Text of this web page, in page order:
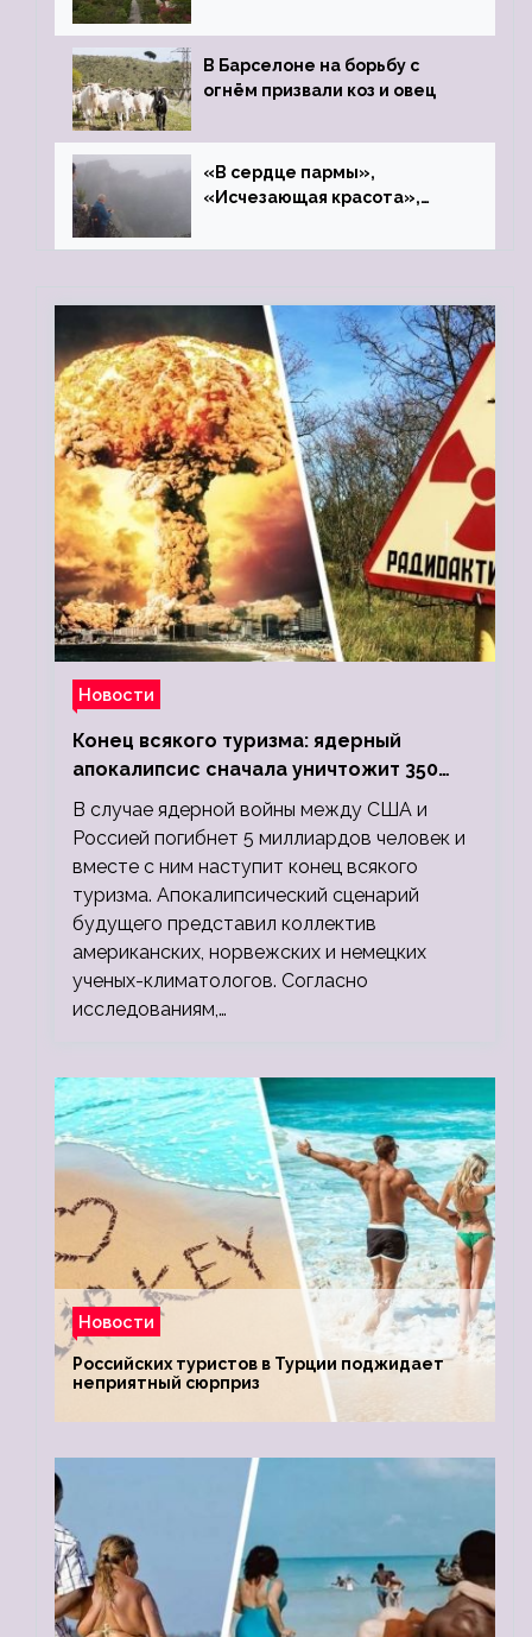
В Барселоне на борьбу с
огнём призвали коз и овец
«В сердце пармы»,
«Исчезающая красота»,
Новости
Конец всякого туризма: ядерный
апокалипсис сначала уничтожит 350
миллионов, а потом 5 миллиардов
людей
В случае ядерной войны между США и
Россией погибнет 5 миллиардов человек и
вместе с ним наступит конец всякого
туризма. Апокалипсический сценарий
будущего представил коллектив
американских, норвежских и немецких
ученых-климатологов. Согласно
исследованиям,…
Новости
Российских туристов в Турции поджидает
неприятный сюрприз